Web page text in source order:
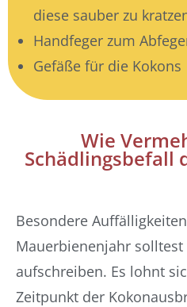
diese sauber zu
Handfeger zum
Gefäße für die Kokons
Wie
Schädlingsbefall
Besondere
Mauerbienenjahr
aufschreiben. Es lohnt
Zeitpunkt der